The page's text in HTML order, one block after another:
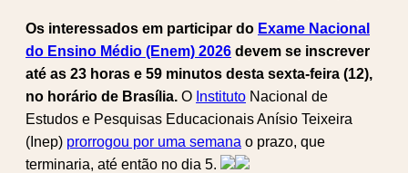
Os interessados em participar do Exame Nacional
do Ensino Médio (Enem) 2026 devem se inscrever
até as 23 horas e 59 minutos desta sexta-feira (12),
no horário de Brasília. O Instituto Nacional de
Estudos e Pesquisas Educacionais Anísio Teixeira
(Inep) prorrogou por uma semana o prazo, que
terminaria, até então no dia 5.